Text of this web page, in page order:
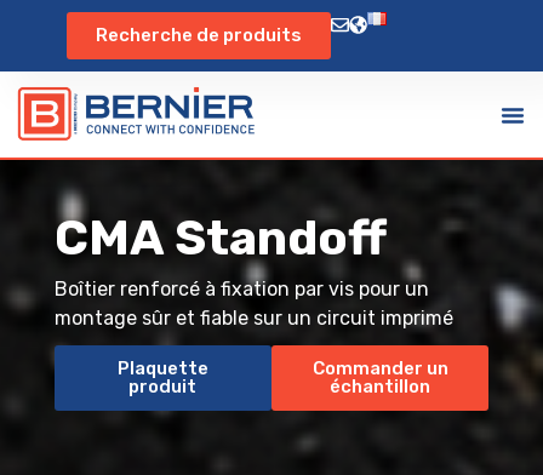
Recherche de produits
CMA Standoff
Boîtier renforcé à fixation par vis pour un
montage sûr et fiable sur un circuit imprimé
Plaquette
produit
Commander un
échantillon